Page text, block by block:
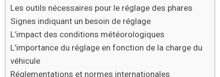
Les outils nécessaires pour le réglage des phares
Signes indiquant un besoin de réglage
L’impact des conditions météorologiques
L’importance du réglage en fonction de la charge du
véhicule
Réglementations et normes internationales